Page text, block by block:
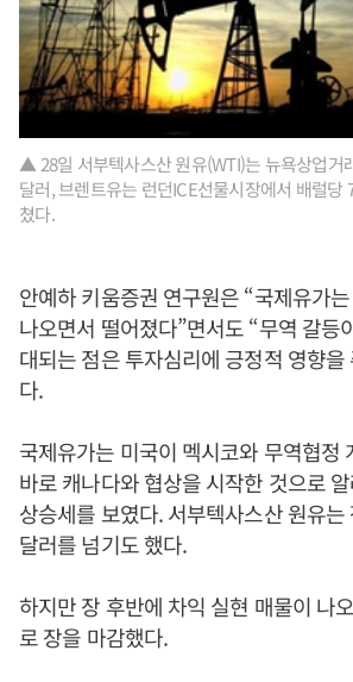
▲ 28일 서부텍사스산 원유(WTI)는 뉴욕상업거
달러, 브렌트유는 런던ICE선물시장에서 배럴당
쳤다.
안예하 키움증권 연구원은 “국제유가
나오면서 떨어졌다”면서도 “무역 갈등
대되는 점은 투자심리에 긍정적 영향을
다.
국제유가는 미국이 멕시코와 무역협정
바로 캐나다와 협상을 시작한 것으로
상승세를 보였다. 서부텍사스산 원유
달러를 넘기도 했다.
하지만 장 후반에 차익 실현 매물이 나
로 장을 마감했다.